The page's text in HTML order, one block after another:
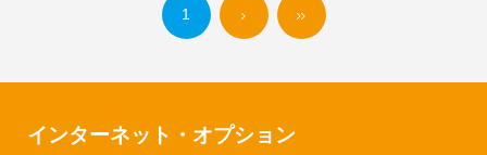
1
インターネット・オプション